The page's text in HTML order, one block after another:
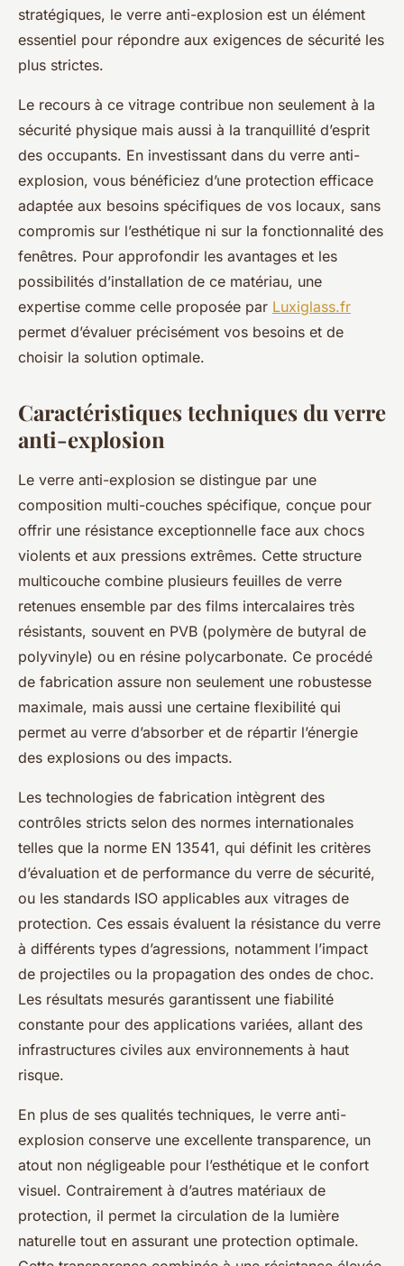
stratégiques, le verre anti-explosion est un élément
essentiel pour répondre aux exigences de sécurité les
plus strictes.
Le recours à ce vitrage contribue non seulement à la
sécurité physique mais aussi à la tranquillité d’esprit
des occupants. En investissant dans du verre anti-
explosion, vous bénéficiez d’une protection efficace
adaptée aux besoins spécifiques de vos locaux, sans
compromis sur l’esthétique ni sur la fonctionnalité des
fenêtres. Pour approfondir les avantages et les
possibilités d’installation de ce matériau, une
expertise comme celle proposée par Luxiglass.fr
permet d’évaluer précisément vos besoins et de
choisir la solution optimale.
Caractéristiques techniques du verre
anti-explosion
Le verre anti-explosion se distingue par une
composition multi-couches spécifique, conçue pour
offrir une résistance exceptionnelle face aux chocs
violents et aux pressions extrêmes. Cette structure
multicouche combine plusieurs feuilles de verre
retenues ensemble par des films intercalaires très
résistants, souvent en PVB (polymère de butyral de
polyvinyle) ou en résine polycarbonate. Ce procédé
de fabrication assure non seulement une robustesse
maximale, mais aussi une certaine flexibilité qui
permet au verre d’absorber et de répartir l’énergie
des explosions ou des impacts.
Les technologies de fabrication intègrent des
contrôles stricts selon des normes internationales
telles que la norme EN 13541, qui définit les critères
d’évaluation et de performance du verre de sécurité,
ou les standards ISO applicables aux vitrages de
protection. Ces essais évaluent la résistance du verre
à différents types d’agressions, notamment l’impact
de projectiles ou la propagation des ondes de choc.
Les résultats mesurés garantissent une fiabilité
constante pour des applications variées, allant des
infrastructures civiles aux environnements à haut
risque.
En plus de ses qualités techniques, le verre anti-
explosion conserve une excellente transparence, un
atout non négligeable pour l’esthétique et le confort
visuel. Contrairement à d’autres matériaux de
protection, il permet la circulation de la lumière
naturelle tout en assurant une protection optimale.